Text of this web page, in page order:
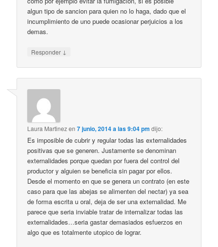
algun tipo de sancion para quien no lo haga, dado que el
incumplimiento de uno puede ocasionar perjuicios a los
demas.
Responder ↓
Laura Martinezen7 junio, 2014 a las 9:04 pm dijo:
Es imposible de cubrir y regular todas las externalidades
positivas que se generen. Justamente se denominan
externalidades porque quedan por fuera del control del
productor y alguien se beneficia sin pagar por ellos.
Desde el momento en que se genera un contrato (en este
caso para que las abejas se alimenten del nectar) ya sea
de forma escrita u oral, deja de ser una externalidad. Me
parece que seria inviable tratar de internalizar todas las
externalidades…seria gastar demasiados esfuerzos en
algo que es totalmente utopico de lograr.